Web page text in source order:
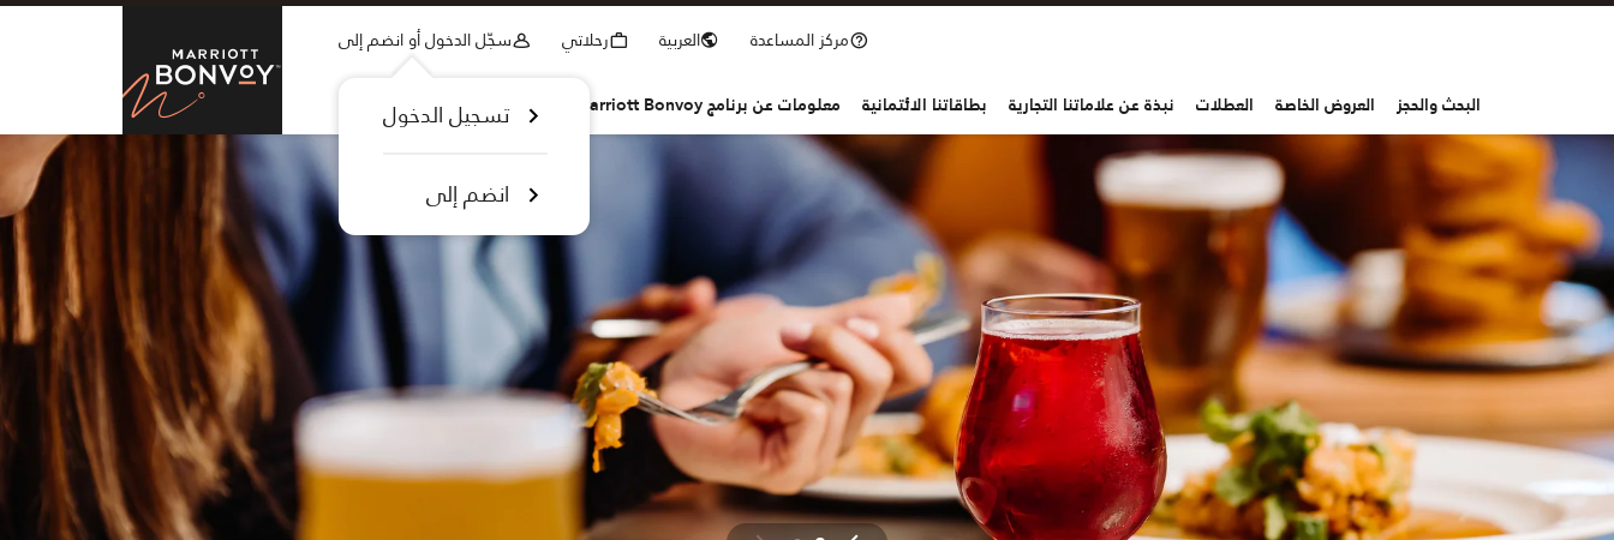
Skip to Content
Bonvoy
مركز المساعدة العربية رحلاتي سجّل الدخول أو انضم إلى
تسجيل الدخول
انضم إلى
البحث والحجز العروض الخاصة العطلات نبذة عن علاماتنا التجارية بطاقاتنا الائتمانية معلومات عن برنامج Marriott Bonvoy